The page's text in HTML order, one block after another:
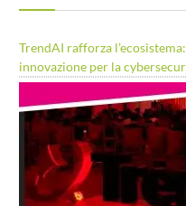
TrendAI rafforza
innovazione per la